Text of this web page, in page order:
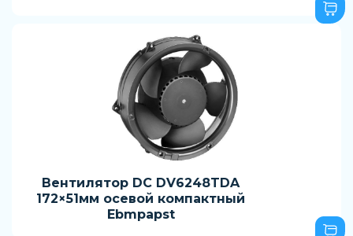
Вентилятор DC DV6248TDA
172×51мм осевой компактный
Ebmpapst